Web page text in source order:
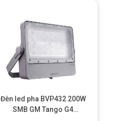
Đèn led pha BVP432 200W
SMB GM Tango G4